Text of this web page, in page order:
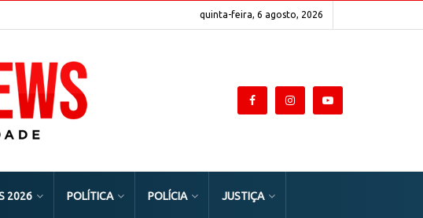
quinta-feira, 6 agosto, 2026
2026 POLÍTICA POLÍCIA JUSTIÇA